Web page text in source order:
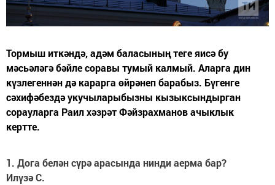
Тормыш иткәндә, адәм баласының теге яисә бу
мәсьәләгә бәйле соравы тумый калмый. Аларга дин
күзлегеннән дә карарга өйрәнеп барабыз. Бүгенге
сәхифәбездә укучыларыбызны кызыксындырган
сорауларга Раил хәзрәт Фәйзрахманов ачыклык
кертте.
1. Дога белән сүрә арасында нинди аерма бар?
Илүзә С.